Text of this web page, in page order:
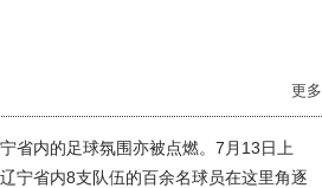
更多
内的足球氛围亦被点燃。7月13日上
宁省内8支队伍的百余名球员在这里角逐